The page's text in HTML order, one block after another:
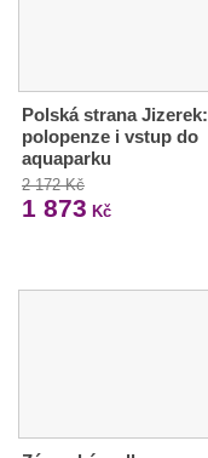
Polská strana Jizerek:
polopenze i vstup do
aquaparku
2 172 Kč
1 873 Kč